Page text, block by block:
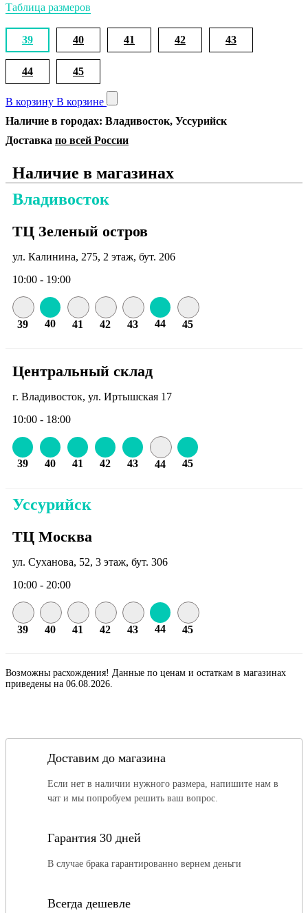
Таблица размеров
39 40 41 42 43
44 45
В корзину В корзине
Наличие в городах: Владивосток, Уссурийск
Доставка по всей России
Наличие в магазинах
Владивосток
ТЦ Зеленый остров
ул. Калинина, 275, 2 этаж, бут. 206
10:00 - 19:00
39 40 41 42 43 44 45
Центральный склад
г. Владивосток, ул. Иртышская 17
10:00 - 18:00
39 40 41 42 43 44 45
Уссурийск
ТЦ Москва
ул. Суханова, 52, 3 этаж, бут. 306
10:00 - 20:00
39 40 41 42 43 44 45
Возможны расхождения! Данные по ценам и остаткам в магазинах
приведены на 06.08.2026.
Доставим до магазина
Если нет в наличии нужного размера, напишите нам в
чат и мы попробуем решить ваш вопрос.
Гарантия 30 дней
В случае брака гарантированно вернем деньги
Всегда дешевле